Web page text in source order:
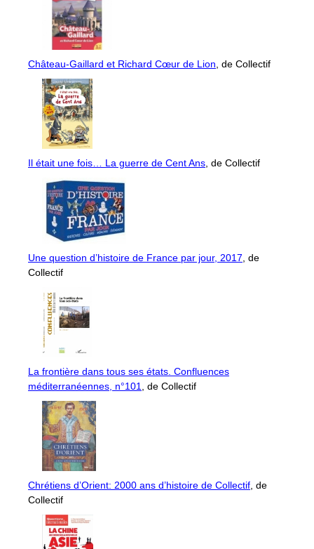
Château-Gaillard et Richard Cœur de Lion , de Collectif
Il était une fois… La guerre de Cent Ans , de Collectif
Une question d’histoire de France par jour, 2017 , de
Collectif
La frontière dans tous ses états. Confluences
méditerranéennes, n°101
, de Collectif
Chrétiens d’Orient: 2000 ans d’histoire de Collectif , de
Collectif